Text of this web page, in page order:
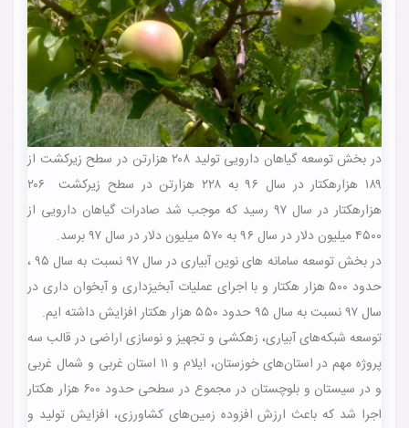
در بخش توسعه گیاهان دارویی تولید ۲۰۸ هزارتن در سطح زیرکشت از
۱۸۹ هزارهکتار در سال ۹۶ به ۲۲۸ هزارتن در سطح زیرکشت ۲۰۶
هزارهکتار در سال ۹۷ رسید که موجب شد صادرات گیاهان دارویی از
۴۵۰۰ میلیون دلار در سال ۹۶ به ۵۷۰ میلیون دلار در سال ۹۷ برسد.
در بخش توسعه سامانه های نوین آبیاری در سال ۹۷ نسبت به سال ۹۵ ،
حدود ۵۰۰ هزار هکتار و با اجرای عملیات آبخیزداری و آبخوان داری در
سال ۹۷ نسبت به سال ۹۵ حدود ۵۵۰ هزار هکتار افزایش داشته ایم.
توسعه شبکه‌های آبیاری، زهکشی و تجهیز و نوسازی اراضی در قالب سه
پروژه مهم در استان‌های خوزستان، ایلام و ۱۱ استان غربی و شمال غربی
و در سیستان و بلوچستان در مجموع در سطحی حدود ۶۰۰ هزار هکتار
اجرا شد که باعث ارزش افزوده زمین‌های کشاورزی، افزایش تولید و